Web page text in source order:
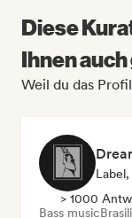
Diese
Ihnen
Weil du das
Label,
> 1000
Bass music